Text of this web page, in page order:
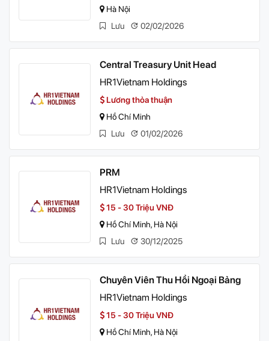
Hà Nội
Lưu
02/02/2026
Central Treasury Unit Head
HR1Vietnam Holdings
Lương thỏa thuận
Hồ Chí Minh
Lưu
01/02/2026
PRM
HR1Vietnam Holdings
15 - 30 Triệu VNĐ
Hồ Chí Minh, Hà Nội
Lưu
30/12/2025
Chuyên Viên Thu Hồi Ngoại Bảng
HR1Vietnam Holdings
15 - 30 Triệu VNĐ
Hồ Chí Minh, Hà Nội